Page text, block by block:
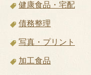
健康食品・宅配
債務整理
写真・プリント
加工食品